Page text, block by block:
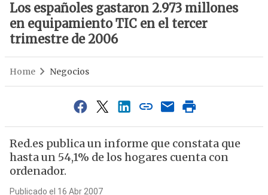
Los españoles gastaron 2.973 millones
en equipamiento TIC en el tercer
trimestre de 2006
Home Negocios
Red.es publica un informe que constata que
hasta un 54,1% de los hogares cuenta con
ordenador.
Publicado el 16 Abr 2007